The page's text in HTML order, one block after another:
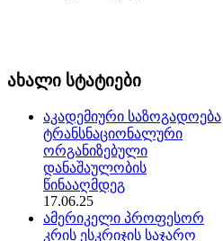
ახალი სტატიები
აკადემიური საზოგადოება
ტრანსნაციონალური
ორგანიზებული
დანაშაულობის
წინააღმდეგ
17.06.25
ამერიკელი პროფესორ
კრის ესკრიჯის საჯარო